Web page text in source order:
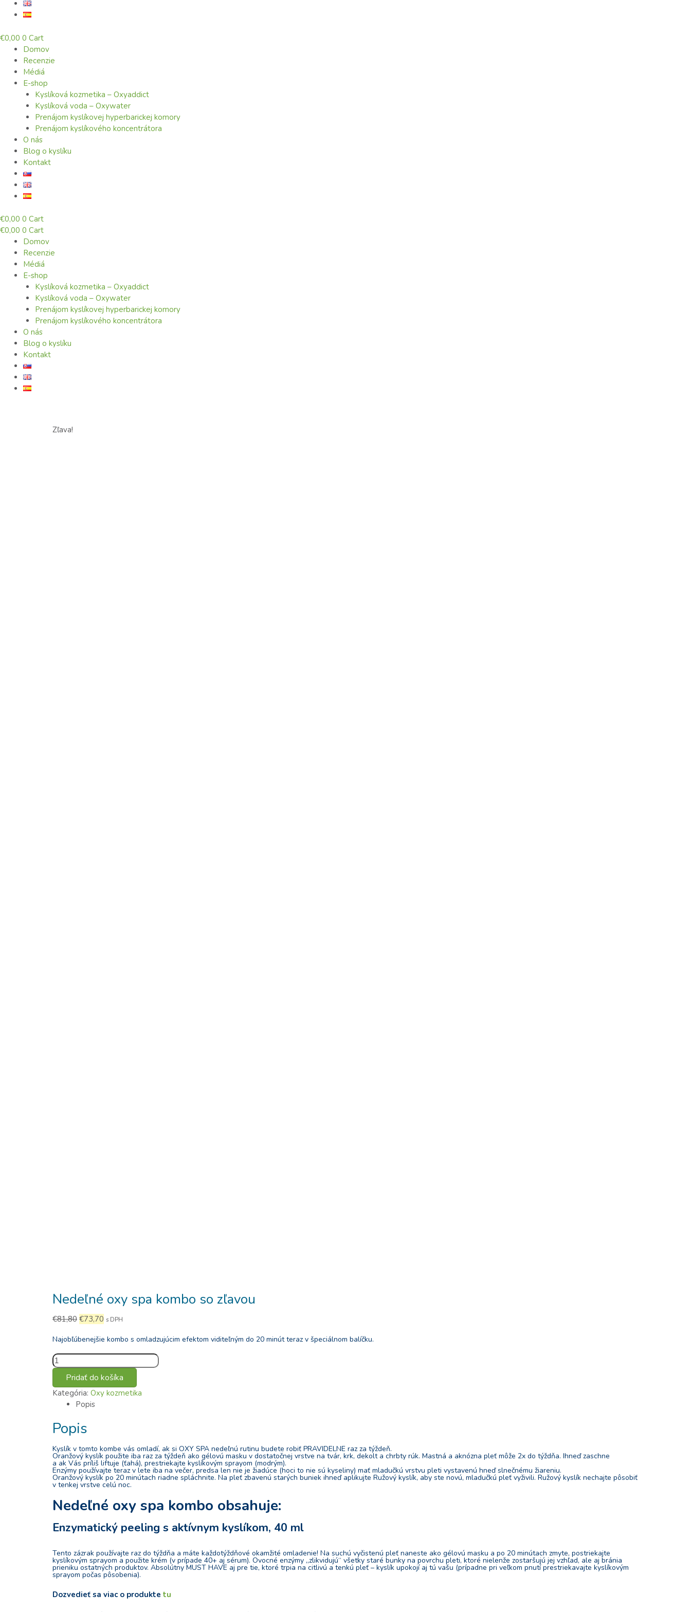
€0,00 0 Cart
Domov
Recenzie
Médiá
E-shop
Kyslíková kozmetika – Oxyaddict
Kyslíková voda – Oxywater
Prenájom kyslíkovej hyperbarickej komory
Prenájom kyslíkového koncentrátora
O nás
Blog o kyslíku
Kontakt
€0,00 0 Cart
€0,00 0 Cart
Domov
Recenzie
Médiá
E-shop
Kyslíková kozmetika – Oxyaddict
Kyslíková voda – Oxywater
Prenájom kyslíkovej hyperbarickej komory
Prenájom kyslíkového koncentrátora
O nás
Blog o kyslíku
Kontakt
Zľava!
Nedeľné oxy spa kombo so zľavou
€81,80 Pôvodná
bola:
€81,80.
€73,70 Aktuálna
je:
€73,70.
s DPH
Najobľúbenejšie kombo s omladzujúcim efektom viditeľným do 20 minút teraz v špeciálnom balíčku.
množstvo
Nedeľné
spa
kombo
zľavou
Pridať do košíka
Kategória: Oxy kozmetika
Popis
Popis
Kyslík v tomto kombe vás omladí, ak si OXY SPA nedeľnú rutinu budete robiť PRAVIDELNE raz za týždeň.
Oranžový kyslík použite iba raz za týždeň ako gélovú masku v dostatočnej vrstve na tvár, krk, dekolt a chrbty rúk. Mastná a aknózna pleť môže 2x do týždňa. Ihneď zaschne
a ak Vás príliš liftuje (ťahá), prestriekajte kyslíkovým sprayom (modrým).
Enzýmy používajte teraz v lete iba na večer, predsa len nie je žiadúce (hoci to nie sú kyseliny) mať mladučkú vrstvu pleti vystavenú hneď slnečnému žiareniu.
Oranžový kyslík po 20 minútach riadne spláchnite. Na pleť zbavenú starých buniek ihneď aplikujte Ružový kyslík, aby ste novú, mladučkú pleť vyživili. Ružový kyslík nechajte pôsobiť
v tenkej vrstve celú noc.
Nedeľné oxy spa kombo obsahuje:
Enzymatický peeling s aktívnym kyslíkom, 40 ml
Tento zázrak používajte raz do týždňa a máte každotýždňové okamžité omladenie! Na suchú vyčistenú pleť naneste ako gélovú masku a po 20 minútach zmyte, postriekajte
kyslíkovým sprayom a použite krém (v prípade 40+ aj sérum). Ovocné enzýmy „zlikvidujú“ všetky staré bunky na povrchu pleti, ktoré nielenže zostaršujú jej vzhľad, ale aj bránia
prieniku ostatných produktov. Absolútny MUST HAVE aj pre tie, ktoré trpia na citlivú a tenkú pleť – kyslík upokojí aj tú vašu (prípadne pri veľkom pnutí prestriekavajte kyslíkovým
sprayom počas pôsobenia).
Dozvedieť sa viac o produkte tu